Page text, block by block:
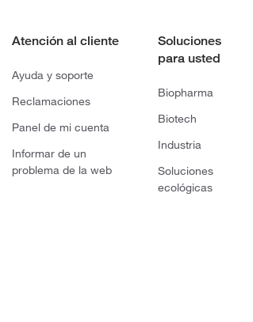
Atención al cliente
Ayuda y soporte
Reclamaciones
Panel de mi cuenta
Informar de un
problema de la web
Soluciones
para usted
Biopharma
Biotech
Industria
Soluciones
ecológicas